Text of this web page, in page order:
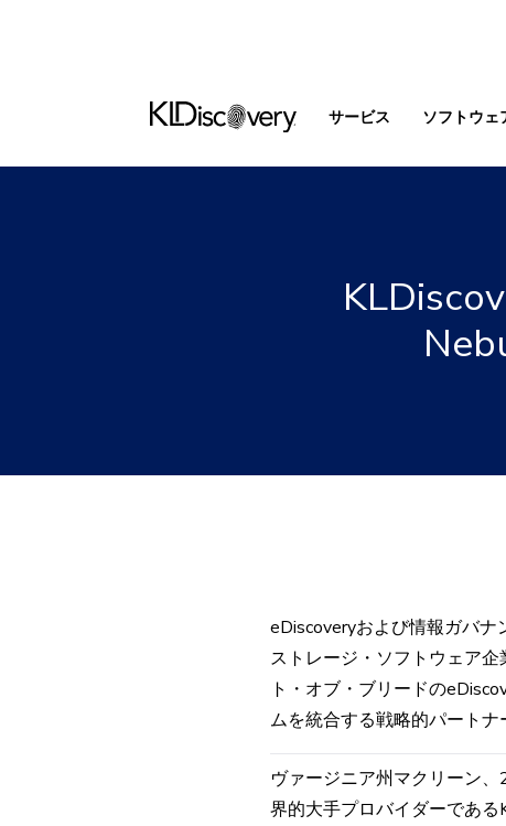
サービス ソフトウェ
eDiscoveryおよび情報ガバ
ストレージ・ソフトウェア
ト・オブ・ブリードの
ムを統合する戦略的パートナ
ヴァージニア州マクリーン
界的大手プロバイダーであ